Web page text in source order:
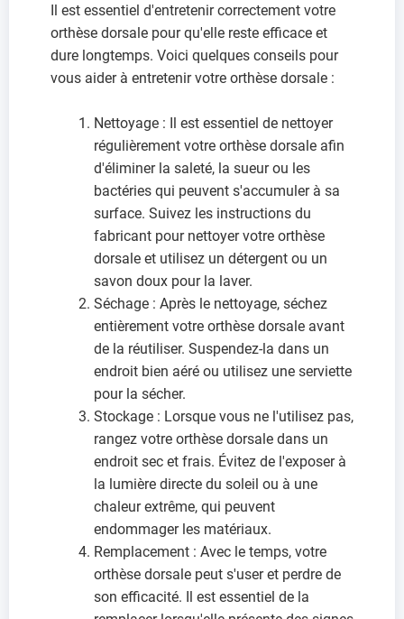
Il est essentiel d'entretenir correctement votre
orthèse dorsale pour qu'elle reste efficace et
dure longtemps. Voici quelques conseils pour
vous aider à entretenir votre orthèse dorsale :
Nettoyage : Il est essentiel de nettoyer
régulièrement votre orthèse dorsale afin
d'éliminer la saleté, la sueur ou les
bactéries qui peuvent s'accumuler à sa
surface. Suivez les instructions du
fabricant pour nettoyer votre orthèse
dorsale et utilisez un détergent ou un
savon doux pour la laver.
Séchage : Après le nettoyage, séchez
entièrement votre orthèse dorsale avant
de la réutiliser. Suspendez-la dans un
endroit bien aéré ou utilisez une serviette
pour la sécher.
Stockage : Lorsque vous ne l'utilisez pas,
rangez votre orthèse dorsale dans un
endroit sec et frais. Évitez de l'exposer à
la lumière directe du soleil ou à une
chaleur extrême, qui peuvent
endommager les matériaux.
Remplacement : Avec le temps, votre
orthèse dorsale peut s'user et perdre de
son efficacité. Il est essentiel de la